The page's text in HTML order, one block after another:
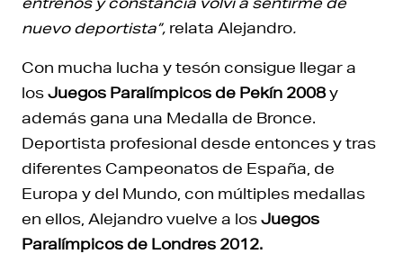
nuevo deportista”, relata Alejandro.
Con mucha lucha y tesón consigue llegar a
losJuegos Paralímpicos de Pekín 2008y
además gana una Medalla de Bronce.
Deportista profesional desde entonces y tras
diferentes Campeonatos de España, de
Europa y del Mundo, con múltiples medallas
en ellos, Alejandro vuelve a losJuegos
Paralímpicos de Londres 2012.